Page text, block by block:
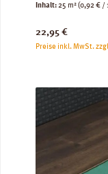
Inhalt:25 m²(0,92 € /
Regulärer Preis:
22,95 €
Preise inkl. MwSt.